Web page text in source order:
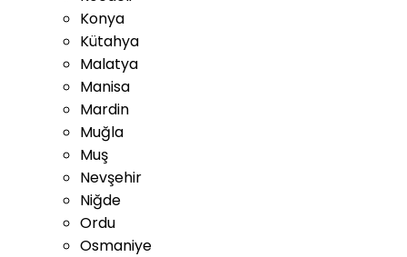
Konya
Kütahya
Malatya
Manisa
Mardin
Muğla
Muş
Nevşehir
Niğde
Ordu
Osmaniye